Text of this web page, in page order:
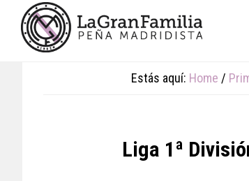
primary
footer
Estás aquí: Home /
Liga 1ª